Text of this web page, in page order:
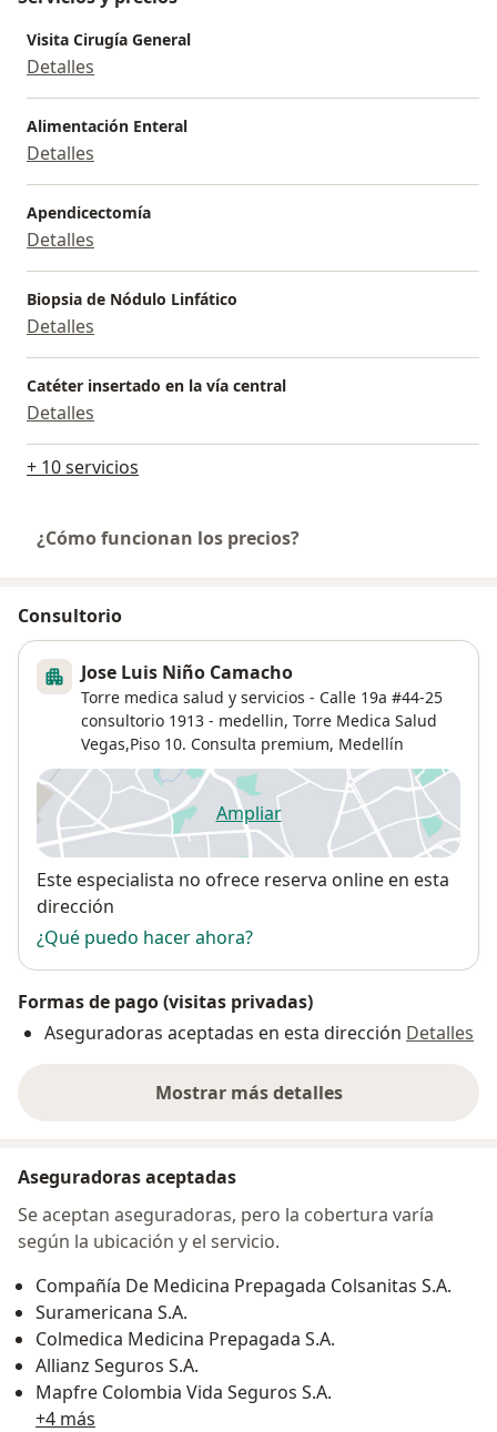
Visita Cirugía General
Detalles
Alimentación Enteral
Detalles
Apendicectomía
Detalles
Biopsia de Nódulo Linfático
Detalles
Catéter insertado en la vía central
Detalles
+ 10 servicios
¿Cómo funcionan los precios?
Consultorio
Jose Luis Niño Camacho
Torre medica salud y servicios - Calle 19a #44-25
consultorio 1913 - medellin, Torre Medica Salud
Vegas,Piso 10. Consulta premium, Medellín
Ampliarse abre en una nueva
Disponibilidad
Este especialista no ofrece reserva online en esta
dirección
¿Qué puedo hacer ahora?
Formas de pago (visitas privadas)
Aseguradoras aceptadas en esta dirección Detalles
Mostrar más detalles
sobre la dirección
Aseguradoras aceptadas
Se aceptan aseguradoras, pero la cobertura varía
según la ubicación y el servicio.
Compañía De Medicina Prepagada Colsanitas S.A.
Suramericana S.A.
Colmedica Medicina Prepagada S.A.
Allianz Seguros S.A.
Mapfre Colombia Vida Seguros S.A.
+4 más